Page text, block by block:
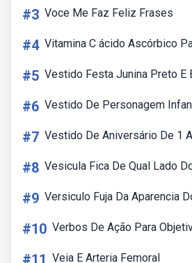
#3 Voce Me Faz Feliz Frases
#4 Vitamina C ácido Ascórbico
#5 Vestido Festa Junina Preto E
#6 Vestido De Personagem
#7 Vestido De Aniversário De 1
#8 Vesicula Fica De Qual Lado
#9 Versiculo Fuja Da Aparencia
#10 Verbos De Ação Para
#11 Veia E Arteria Femoral